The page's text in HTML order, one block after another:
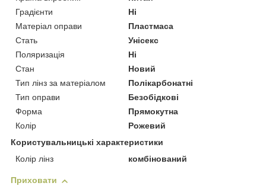
Градієнти
Ні
Матеріал оправи
Пластмаса
Стать
Унісекс
Поляризація
Ні
Стан
Новий
Тип лінз за матеріалом
Полікарбонатні
Тип оправи
Безобідкові
Форма
Прямокутна
Колір
Рожевий
Користувальницькі характеристики
Колір лінз
комбінований
Приховати